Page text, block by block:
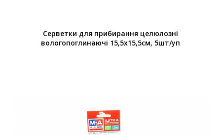
Серветки для прибирання целюлозні
вологопоглинаючі 15,5х15,5см, 5шт/уп